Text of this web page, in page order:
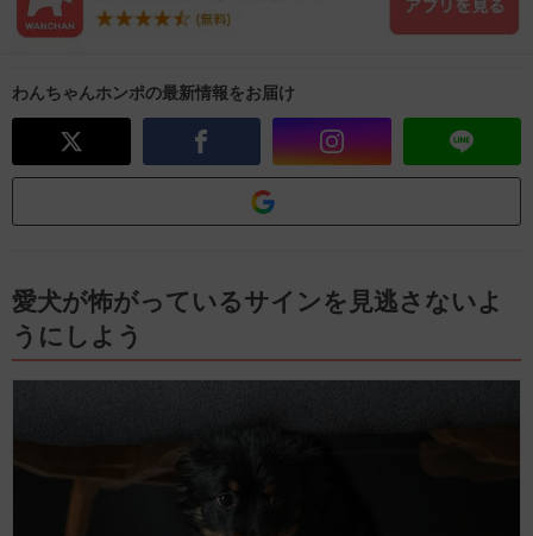
わんちゃんホンポの最新情報をお届け
愛犬が怖がっているサインを見逃さないよ
うにしよう